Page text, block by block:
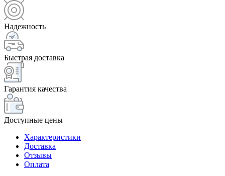
Надежность
Быстрая доставка
Гарантия качества
Доступные цены
Характеристики
Доставка
Отзывы
Оплата